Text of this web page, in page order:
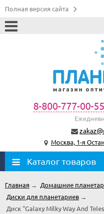
Полная версия сайта
8-800-777-00-55
Москва, 1-я
Каталог товаров
Главная → Домашние
Диски для планетариев →
Диск "Galaxy Milky Way And